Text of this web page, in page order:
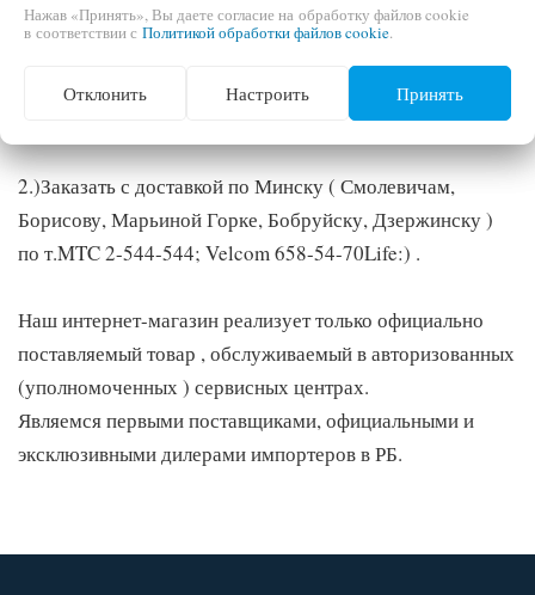
тачки, бетономешалки , электроинструменты и
ул.Сырокваша 1-25 (Дзержинка, вход с торца
здания).Velcom 3911-661 ; MTC 2-544-544
2.)Заказать с доставкой по Минску ( Смолевичам,
Борисову, Марьиной Горке, Бобруйску, Дзержинску )
по т.MTC 2-544-544; Velcom 658-54-70Life:) .
Наш интернет-магазин реализует только официально
поставляемый товар , обслуживаемый в авторизованных
(уполномоченных ) сервисных центрах.
Являемся первыми поставщиками, официальными и
эксклюзивными дилерами импортеров в РБ.
Нажав «Принять», Вы даете согласие на обработку файлов cookie
в соответствии с Политикой обработки файлов cookie.
Отклонить Настроить Принять